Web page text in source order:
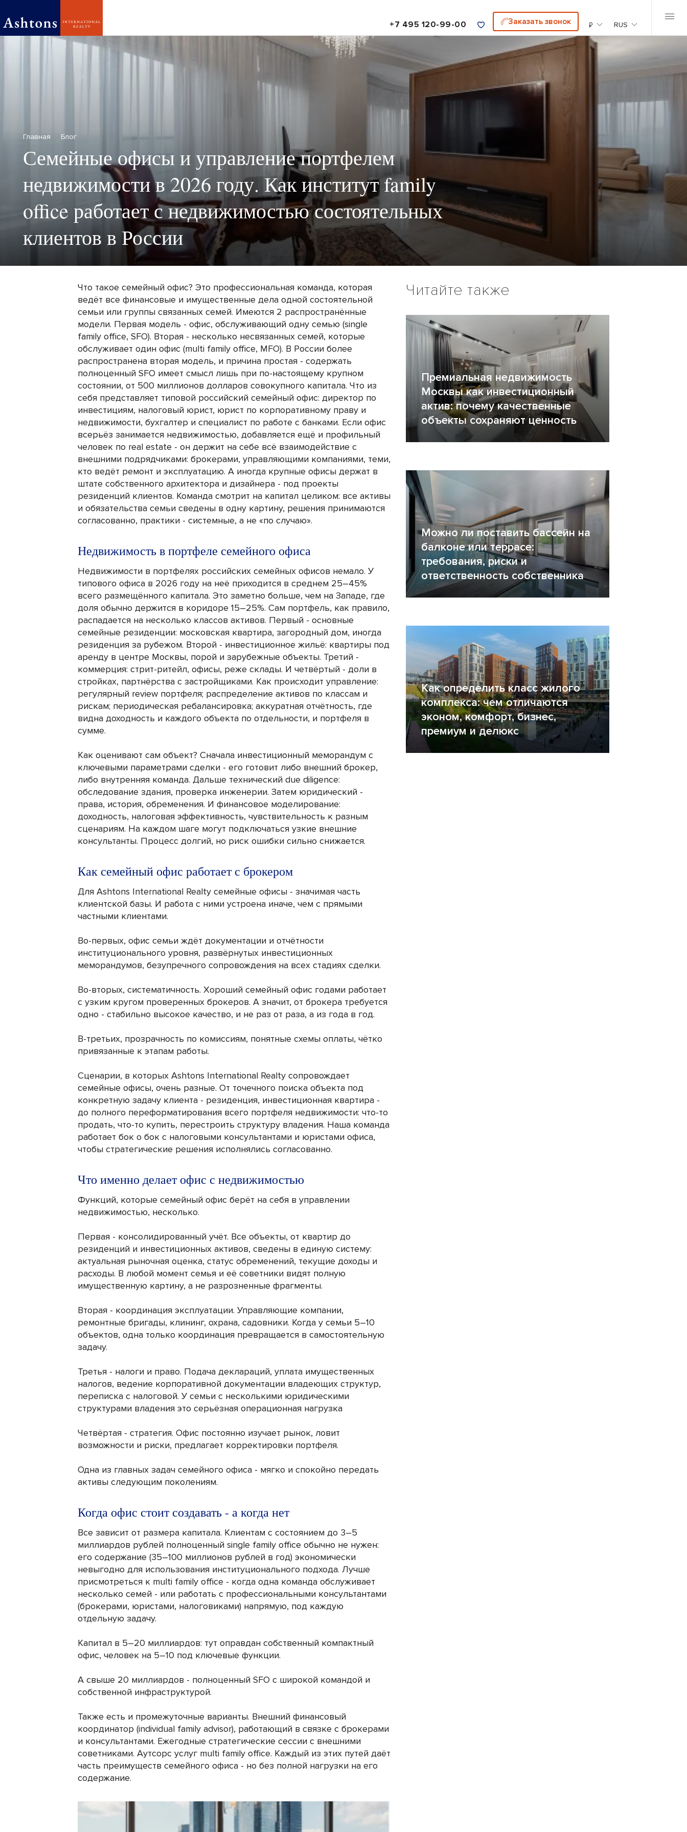
+7 495 120-99-00 Заказать звонок ₽ RUS
Главная Блог
Семейные офисы и управление портфелем
недвижимости в 2026 году. Как институт family
office работает с недвижимостью состоятельных
клиентов в России
Что такое семейный офис? Это профессиональная команда, которая
ведёт все финансовые и имущественные дела одной состоятельной
семьи или группы связанных семей. Имеются 2 распространённые
модели. Первая модель - офис, обслуживающий одну семью (single
family office, SFO). Вторая - несколько несвязанных семей, которые
обслуживает один офис (multi family office, MFO). В России более
распространена вторая модель, и причина простая - содержать
полноценный SFO имеет смысл лишь при по-настоящему крупном
состоянии, от 500 миллионов долларов совокупного капитала. Что из
себя представляет типовой российский семейный офис: директор по
инвестициям, налоговый юрист, юрист по корпоративному праву и
недвижимости, бухгалтер и специалист по работе с банками. Если офис
всерьёз занимается недвижимостью, добавляется ещё и профильный
человек по real estate - он держит на себе всё взаимодействие с
внешними подрядчиками: брокерами, управляющими компаниями, теми,
кто ведёт ремонт и эксплуатацию. А иногда крупные офисы держат в
штате собственного архитектора и дизайнера - под проекты
резиденций клиентов. Команда смотрит на капитал целиком: все активы
и обязательства семьи сведены в одну картину, решения принимаются
согласованно, практики - системные, а не «по случаю».
Недвижимость в портфеле семейного офиса
Недвижимости в портфелях российских семейных офисов немало. У
типового офиса в 2026 году на неё приходится в среднем 25–45%
всего размещённого капитала. Это заметно больше, чем на Западе, где
доля обычно держится в коридоре 15–25%. Сам портфель, как правило,
распадается на несколько классов активов. Первый - основные
семейные резиденции: московская квартира, загородный дом, иногда
резиденция за рубежом. Второй - инвестиционное жильё: квартиры под
аренду в центре Москвы, порой и зарубежные объекты. Третий -
коммерция: стрит-ритейл, офисы, реже склады. И четвёртый - доли в
стройках, партнёрства с застройщиками. Как происходит управление:
регулярный review портфеля; распределение активов по классам и
рискам; периодическая ребалансировка; аккуратная отчётность, где
видна доходность и каждого объекта по отдельности, и портфеля в
сумме.
Как оценивают сам объект? Сначала инвестиционный меморандум с
ключевыми параметрами сделки - его готовит либо внешний брокер,
либо внутренняя команда. Дальше технический due diligence:
обследование здания, проверка инженерии. Затем юридический -
права, история, обременения. И финансовое моделирование:
доходность, налоговая эффективность, чувствительность к разным
сценариям. На каждом шаге могут подключаться узкие внешние
консультанты. Процесс долгий, но риск ошибки сильно снижается.
Как семейный офис работает с брокером
Для Ashtons International Realty семейные офисы - значимая часть
клиентской базы. И работа с ними устроена иначе, чем с прямыми
частными клиентами.
Во-первых, офис семьи ждёт документации и отчётности
институционального уровня, развёрнутых инвестиционных
меморандумов, безупречного сопровождения на всех стадиях сделки.
Во-вторых, систематичность. Хороший семейный офис годами работает
с узким кругом проверенных брокеров. А значит, от брокера требуется
одно - стабильно высокое качество, и не раз от раза, а из года в год.
В-третьих, прозрачность по комиссиям, понятные схемы оплаты, чётко
привязанные к этапам работы.
Сценарии, в которых Ashtons International Realty сопровождает
семейные офисы, очень разные. От точечного поиска объекта под
конкретную задачу клиента - резиденция, инвестиционная квартира -
до полного переформатирования всего портфеля недвижимости: что-то
продать, что-то купить, перестроить структуру владения. Наша команда
работает бок о бок с налоговыми консультантами и юристами офиса,
чтобы стратегические решения исполнялись согласованно.
Что именно делает офис с недвижимостью
Функций, которые семейный офис берёт на себя в управлении
недвижимостью, несколько.
Первая - консолидированный учёт. Все объекты, от квартир до
резиденций и инвестиционных активов, сведены в единую систему:
актуальная рыночная оценка, статус обременений, текущие доходы и
расходы. В любой момент семья и её советники видят полную
имущественную картину, а не разрозненные фрагменты.
Вторая - координация эксплуатации. Управляющие компании,
ремонтные бригады, клининг, охрана, садовники. Когда у семьи 5–10
объектов, одна только координация превращается в самостоятельную
задачу.
Третья - налоги и право. Подача деклараций, уплата имущественных
налогов, ведение корпоративной документации владеющих структур,
переписка с налоговой. У семьи с несколькими юридическими
структурами владения это серьёзная операционная нагрузка
Четвёртая - стратегия. Офис постоянно изучает рынок, ловит
возможности и риски, предлагает корректировки портфеля.
Одна из главных задач семейного офиса - мягко и спокойно передать
активы следующим поколениям.
Когда офис стоит создавать - а когда нет
Все зависит от размера капитала. Клиентам с состоянием до 3–5
миллиардов рублей полноценный single family office обычно не нужен:
его содержание (35–100 миллионов рублей в год) экономически
невыгодно для использования институционального подхода. Лучше
присмотреться к multi family office - когда одна команда обслуживает
несколько семей - или работать с профессиональными консультантами
(брокерами, юристами, налоговиками) напрямую, под каждую
отдельную задачу.
Капитал в 5–20 миллиардов: тут оправдан собственный компактный
офис, человек на 5–10 под ключевые функции.
А свыше 20 миллиардов - полноценный SFO с широкой командой и
собственной инфраструктурой.
Также есть и промежуточные варианты. Внешний финансовый
координатор (individual family advisor), работающий в связке с брокерами
и консультантами. Ежегодные стратегические сессии с внешними
советниками. Аутсорс услуг multi family office. Каждый из этих путей даёт
часть преимуществ семейного офиса - но без полной нагрузки на его
содержание.
Читайте также
Премиальная недвижимость
Москвы как инвестиционный
актив: почему качественные
объекты сохраняют ценность
Можно ли поставить бассейн на
балконе или террасе:
требования, риски и
ответственность собственника
Как определить класс жилого
комплекса: чем отличаются
эконом, комфорт, бизнес,
премиум и делюкс